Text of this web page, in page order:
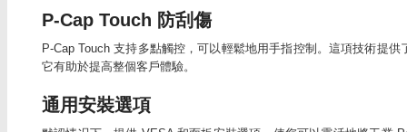
P-Cap Touch 防刮傷
P-Cap Touch 支持多點觸控，可以輕鬆地用手指控制。這項技術提
它有助於提高整個客戶體驗。
通用安裝選項